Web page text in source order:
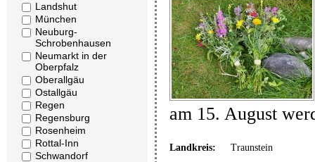
Landshut
München
Neuburg-
Schrobenhausen
Neumarkt in der
Oberpfalz
Oberallgäu
Ostallgäu
Regen
Regensburg
Rosenheim
Rottal-Inn
Schwandorf
am 15. August
Landkreis: Traunstein